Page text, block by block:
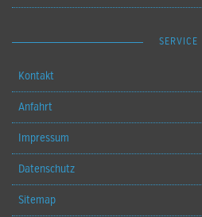
SERVICE
Kontakt
Anfahrt
Impressum
Datenschutz
Sitemap